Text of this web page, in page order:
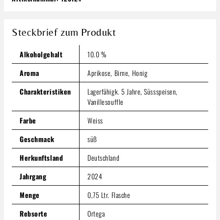
Köster-Wolf Alzeyer Römerberg | Ortega
10,19 €
(13,59 € / 1 Liter)
Preise inkl. MwSt. zzgl. Versandkosten
Produkt Anzahl: Gib den gewünschten Wert ein oder
In den Warenkorb
Steckbrief zum Produkt
Alkoholgehalt
10.0 %
Aroma
Aprikose, Birne, Honig
Charakteristiken
Lagerfähigk. 5 Jahre, Süssspeisen,
Vanillesouffle
Farbe
Weiss
Geschmack
süß
Herkunftsland
Deutschland
Jahrgang
2024
Menge
0,75 Ltr. Flasche
Rebsorte
Ortega